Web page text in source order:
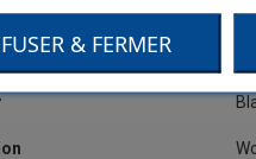
& FERMER